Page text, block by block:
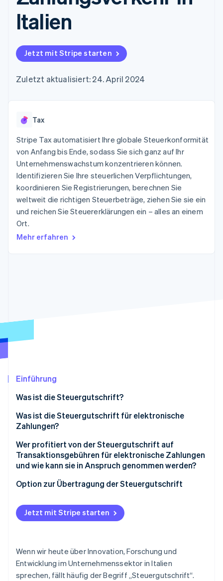
Zugriff auf mehr als
125
Terminal
Authorization
Boost
Autorisierungsraten
Link
Bezahlvorgang
Connections
Finanzdaten
Data Pipeline
Product roadmap
Ausblick
Radar
Betrugsprävention
Atlas
Geldmanagement
KI-Unternehmen
Medien und
Unterhaltung
Gemeinnützige
Organisationen
Fachdienstleistungen
Öffentlicher Sektor
Einzelhandel
Marktplatz auf
nutzungsbasierte
Abrechnung um
Karten ausgeben: So
Ressourcen
App-Integrationen
Code-Beispiele
Entwickler-Blog
API-Status
Stripe Press
Italien
Jetzt mit Stripe starten
Zuletzt aktualisiert: 24. April 2024
Tax
Stripe Tax automatisiert Ihre globale Steuerkonformität
von Anfang bis Ende, sodass Sie sich ganz auf Ihr
Unternehmenswachstum konzentrieren können.
Identifizieren Sie Ihre steuerlichen Verpflichtungen,
koordinieren Sie Registrierungen, berechnen Sie
weltweit die richtigen Steuerbeträge, ziehen Sie sie ein
und reichen Sie Steuererklärungen ein – alles an einem
Ort.
Mehr erfahren
Einführung
Was ist die Steuergutschrift?
Was ist die Steuergutschrift für elektronische
Zahlungen?
Wer profitiert von der Steuergutschrift auf
Transaktionsgebühren für elektronische Zahlungen
und wie kann sie in Anspruch genommen werden?
Wie lauten die Anforderungen?
Die Rolle der Dienstleister für elektronische
Zahlungen
Option zur Übertragung der Steuergutschrift
Was ist eine Übertragung einer Steuergutschrift?
Jetzt mit Stripe starten
Wenn wir heute über Innovation, Forschung und
Entwicklung im Unternehmenssektor in Italien
sprechen, fällt häufig der Begriff „Steuergutschrift“.